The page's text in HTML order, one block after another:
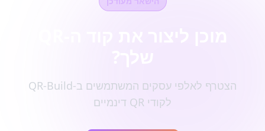
הצטרף לאלפי עסקים המשתמשים ב-QR-Build
לקודי QR דינמיים